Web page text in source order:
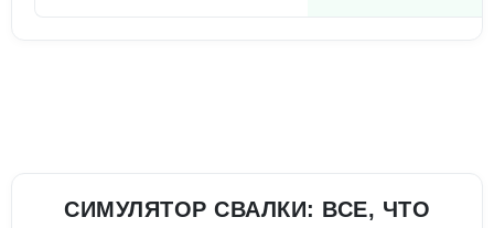
СИМУЛЯТОР СВАЛКИ: ВСЕ, ЧТО